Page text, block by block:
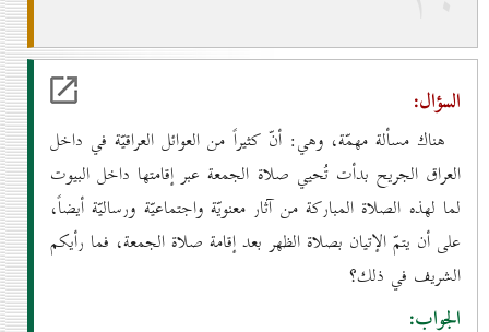
السؤال:
هناك مسألة مهمّة، وهي: أنّ كثيراً من العوائل العراقيّة في داخل
العراق الجريح بدأت تُحيي صلاة الجمعة عبر إقامتها داخل البيوت
لما لهذه الصلاة المباركة من آثار معنويّة واجتماعيّة ورساليّة أيضاً،
على أن يتمّ الإتيان بصلاة الظهر بعد إقامة صلاة الجمعة، فما رأيكم
الشريف في ذلك؟
الجواب: